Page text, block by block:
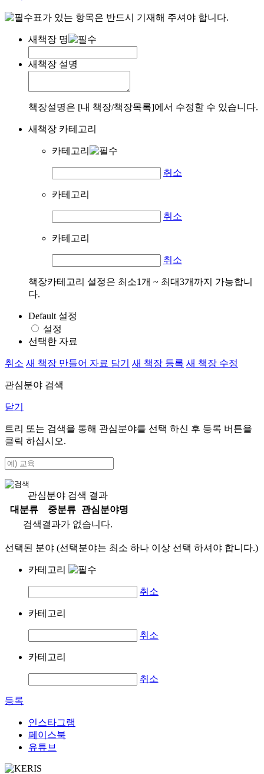
표가 있는 항목은 반드시 기재해 주셔야 합니다.
새책장 명
새책장 설명
책장설명은 [내 책장/책장목록]에서 수정할 수 있습니다.
새책장 카테고리
카테고리
취소
카테고리
취소
카테고리
취소
책장카테고리 설정은 최소1개 ~ 최대3개까지 가능합니
다.
Default 설정
설정
선택한 자료
취소 새 책장 만들어 자료 담기 새 책장 등록 새 책장 수정
관심분야 검색
닫기
트리 또는 검색을 통해 관심분야를 선택 하신 후 등록 버튼을
클릭 하십시오.
관심분야 검색 결과
대분류
중분류
관심분야명
검색결과가 없습니다.
선택된 분야 (선택분야는 최소 하나 이상 선택 하셔야 합니다.)
카테고리
취소
카테고리
취소
카테고리
취소
등록
인스타그램
페이스북
유튜브